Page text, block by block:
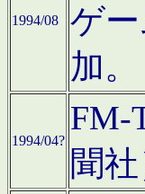
1994/08
ゲ
加。
1994/04?
FM-
聞